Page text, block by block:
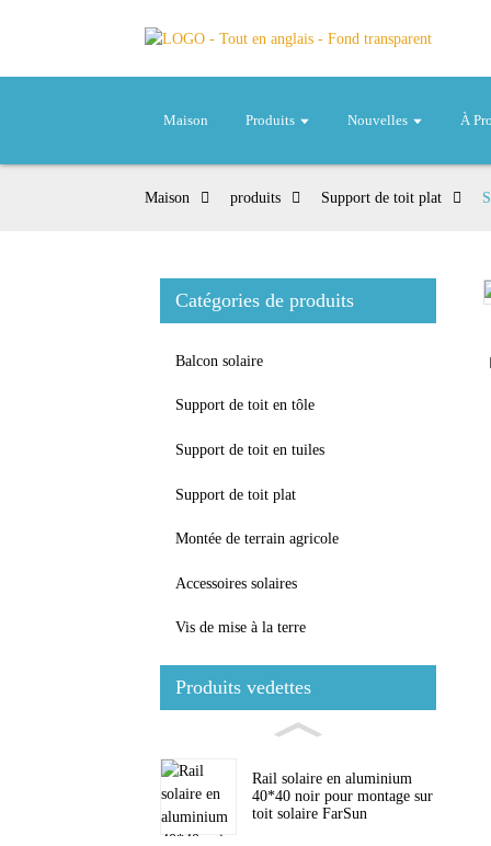
Maison Produits Nouvelles À
Maison produits Support de toit plat
Catégories de produits
Balcon solaire
Support de toit en tôle
Support de toit en tuiles
Support de toit plat
Montée de terrain agricole
Accessoires solaires
Vis de mise à la terre
Produits vedettes
Rail solaire en aluminium
40*40 noir pour montage sur
toit solaire FarSun
Loading...
Loading...